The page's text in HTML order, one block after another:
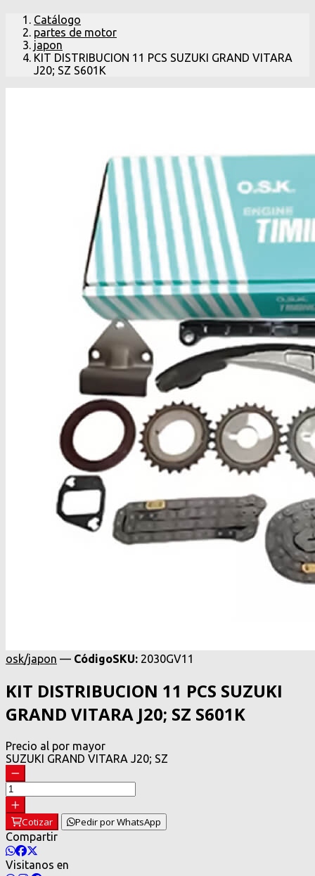
Catálogo
partes de motor
japon
KIT DISTRIBUCION 11 PCS SUZUKI GRAND VITARA
J20; SZ S601K
osk/japon — CódigoSKU: 2030GV11
KIT DISTRIBUCION 11 PCS SUZUKI
GRAND VITARA J20; SZ S601K
Precio al por mayor
SUZUKI GRAND VITARA J20; SZ
Cotizar
Pedir por WhatsApp
Compartir
Visitanos en